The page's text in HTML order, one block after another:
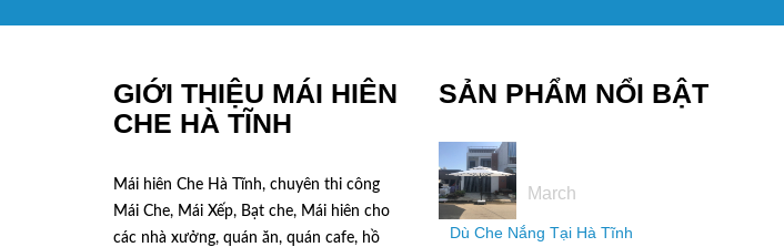
GIỚI THIỆU MÁI HIÊN
CHE HÀ TĨNH
Mái hiên Che Hà Tĩnh, chuyên thi công
Mái Che, Mái Xếp, Bạt che, Mái hiên cho
các nhà xưởng, quán ăn, quán cafe, hồ
SẢN PHẨM NỔI BẬT
March
Dù Che Nắng Tại Hà Tĩnh